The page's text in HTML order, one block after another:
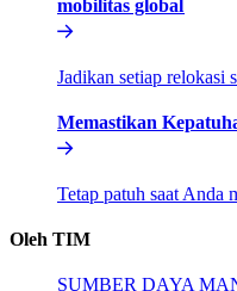
mobilitas global​​
Jadikan setiap relokasi
Memastikan
Tetap patuh saat Anda
Oleh TIM​​
SUMBER DAYA